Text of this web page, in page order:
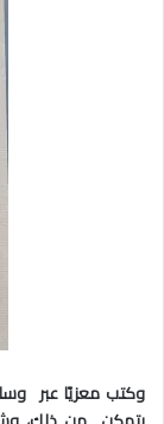
وكتب معزيًا عبر